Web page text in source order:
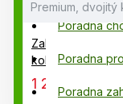
Poradna
Poradna
Poradna
Premium, dvojitý
Zahradní
kohout pro
1 265,00 Kč